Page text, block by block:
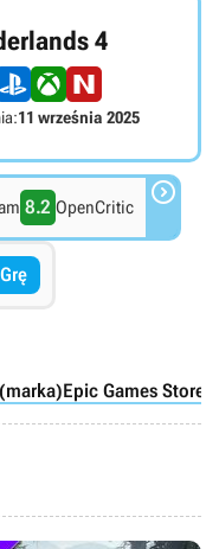
4
11 września 2025
8.2 OpenCritic 
Epic Games Store